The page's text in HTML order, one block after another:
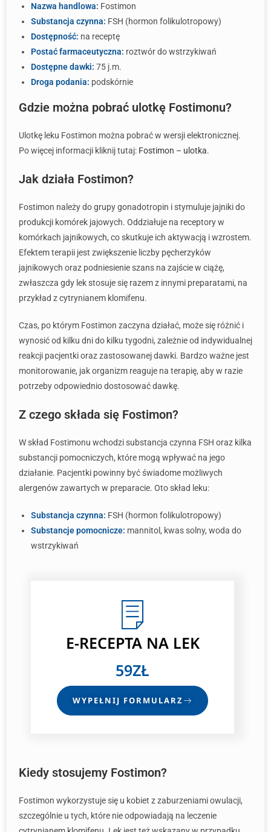
Nazwa handlowa: Fostimon
Substancja czynna: FSH (hormon folikulotropowy)
Dostępność: na receptę
Postać farmaceutyczna: roztwór do wstrzykiwań
Dostępne dawki: 75 j.m.
Droga podania: podskórnie
Gdzie można pobrać ulotkę Fostimonu?
Ulotkę leku Fostimon można pobrać w wersji elektronicznej.
Po więcej informacji kliknij tutaj: Fostimon – ulotka.
Jak działa Fostimon?
Fostimon należy do grupy gonadotropin i stymuluje jajniki do
produkcji komórek jajowych. Oddziałuje na receptory w
komórkach jajnikowych, co skutkuje ich aktywacją i wzrostem.
Efektem terapii jest zwiększenie liczby pęcherzyków
jajnikowych oraz podniesienie szans na zajście w ciążę,
zwłaszcza gdy lek stosuje się razem z innymi preparatami, na
przykład z cytrynianem klomifenu.
Czas, po którym Fostimon zaczyna działać, może się różnić i
wynosić od kilku dni do kilku tygodni, zależnie od indywidualnej
reakcji pacjentki oraz zastosowanej dawki. Bardzo ważne jest
monitorowanie, jak organizm reaguje na terapię, aby w razie
potrzeby odpowiednio dostosować dawkę.
Z czego składa się Fostimon?
W skład Fostimonu wchodzi substancja czynna FSH oraz kilka
substancji pomocniczych, które mogą wpływać na jego
działanie. Pacjentki powinny być świadome możliwych
alergenów zawartych w preparacie. Oto skład leku:
Substancja czynna: FSH (hormon folikulotropowy)
Substancje pomocnicze: mannitol, kwas solny, woda do
wstrzykiwań
E-RECEPTANA LEK
59ZŁ
WYPEŁNIJ FORMULARZ
Kiedy stosujemy Fostimon?
Fostimon wykorzystuje się u kobiet z zaburzeniami owulacji,
szczególnie u tych, które nie odpowiadają na leczenie